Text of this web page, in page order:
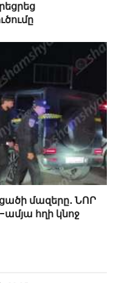
մազերը․ ՆՈՐ
հղի կնոջ